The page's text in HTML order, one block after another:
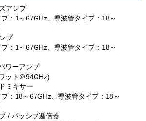
アンプ
：1～67GHz、導波管タイプ：18～
プ
：1～67GHz、導波管タイプ：18～
ワーアンプ
ット＠94GHz)
ミキサー
：18～67GHz、導波管タイプ：18～
/ パッシブ逓倍器